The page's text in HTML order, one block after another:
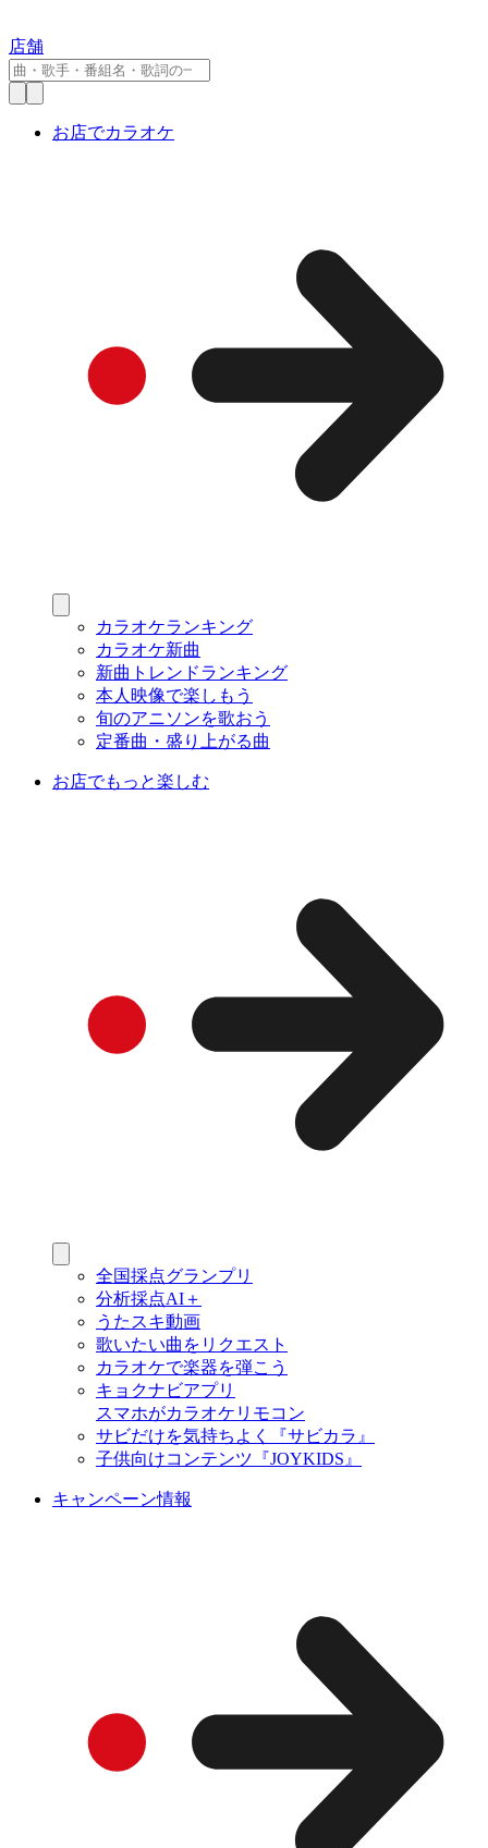
店舗
お店でカラオケ
カラオケランキング
カラオケ新曲
新曲トレンドランキング
本人映像で楽しもう
旬のアニソンを歌おう
定番曲・盛り上がる曲
お店でもっと楽しむ
全国採点グランプリ
分析採点AI＋
うたスキ動画
歌いたい曲をリクエスト
カラオケで楽器を弾こう
キョクナビアプリ
スマホがカラオケリモコン
サビだけを気持ちよく『サビカラ』
子供向けコンテンツ『JOYKIDS』
キャンペーン情報